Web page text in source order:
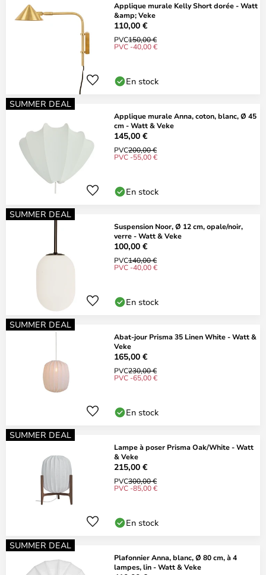
Applique murale Kelly Short dorée - Watt
&amp; Veke
110,00 €
PVC150,00 €
PVC -40,00 €
En stock
SUMMER DEAL
Applique murale Anna, coton, blanc, Ø 45
cm - Watt & Veke
145,00 €
PVC200,00 €
PVC -55,00 €
En stock
SUMMER DEAL
Suspension Noor, Ø 12 cm, opale/noir,
verre - Watt & Veke
100,00 €
PVC140,00 €
PVC -40,00 €
En stock
SUMMER DEAL
Abat-jour Prisma 35 Linen White - Watt &
Veke
165,00 €
PVC230,00 €
PVC -65,00 €
En stock
SUMMER DEAL
Lampe à poser Prisma Oak/White - Watt
& Veke
215,00 €
PVC300,00 €
PVC -85,00 €
En stock
SUMMER DEAL
Plafonnier Anna, blanc, Ø 80 cm, à 4
lampes, lin - Watt & Veke